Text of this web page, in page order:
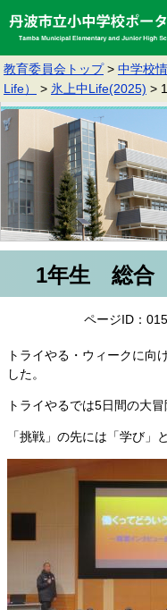
教育委員会トップ > 中学校
Life）
> 氷上中Life(2025) >
1年生 総合
ページID：
トライやる・ウィークに向
した。
トライやるでは5日間の大
「挑戦」の先には「学び」